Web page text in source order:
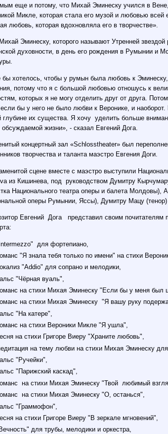
еще и потому, что Михай Эминеску учился в
Микле, которая стала его музой и любовью всей
любовь, которая вдохновляла его в творчестве».
Эминеску, которого называют Утренней
духовности, в день его рождения в Румынии и
хотелось, чтобы у румын была любовь к
потому что я с большой любовью отношусь к
которых я не могу отделить друг от друга.
бы у него не было любви к Веронике, и
глубине их существа. Я хочу уделить больше
обсуждаемой жизни», - сказал Евгений Дога.
концертный зал «Schlosstheater» был
творчества и таланта маэстро Евгения Доги.
сцене вместе с маэстро выступили
из Кишинева, под руководством Думитру
Национального театра оперы и балета Молдовы),
оперы Румынии, Яссы), Думитру Мацу (тенор)
Евгений Дога представил своим почитателям
для фортепиано,
"Я знала тебя только по имени" на стихи
"Addio" для сопрано и мелодики,
"Чёрная вуаль",
на стихи Михая Эминеску "Если бы у меня был
на стихи Михая Эминеску "Я вашу руку
"На катере",
на стихи Вероники Микле "Я ушла",
на стихи Григоре Виеру "Храните любовь",
на тему любви на стихи Михая Эминеску для
"Ручейки",
"Парижский каскад",
на стихи Михая Эминеску "Твой любимый
на стихи Михая Эминеску "О, останься",
"Граммофон",
на стихи Григоре Виеру "В зеркале мгновений",
для трубы, мелодики и оркестра,